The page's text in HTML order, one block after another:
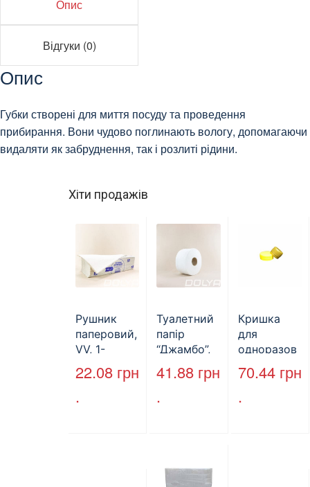
Опис
Відгуки (0)
Опис
Губки створені для миття посуду та проведення
прибирання. Вони чудово поглинають вологу, допомагаючи
видаляти як забруднення, так і розлиті рідини.
Хіти продажів
Рушник
паперовий,
VV, 1-
шаровий,
макулатура
22.08 грн
.
Туалетний
папір
“Джамбо”,
B2B
Service,
41.88 грн
.
Кришка
для
одноразов
ої пляшки,
ПЕТ,
70.44 грн
.